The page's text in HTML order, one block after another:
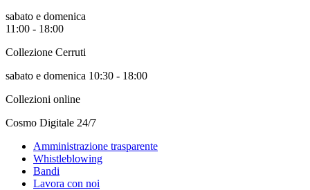
sabato e domenica
11:00 - 18:00
Collezione Cerruti
sabato e domenica 10:30 - 18:00
Collezioni online
Cosmo Digitale 24/7
Amministrazione trasparente
Whistleblowing
Bandi
Lavora con noi